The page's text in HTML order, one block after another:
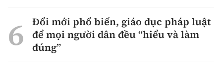
Đổi mới phổ biến, giáo dục pháp luật
để mọi người dân đều “hiểu và làm
đúng”